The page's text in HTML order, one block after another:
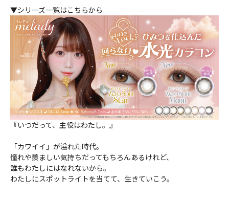
▼シリーズ一覧はこちらから
『いつだって、主役はわたし。』
「カワイイ」が溢れた時代。
憧れや羨ましい気持ちだってもちろんあるけれど、
誰もわたしにはなれないから。
わたしにスポットライトを当てて、生きていこう。